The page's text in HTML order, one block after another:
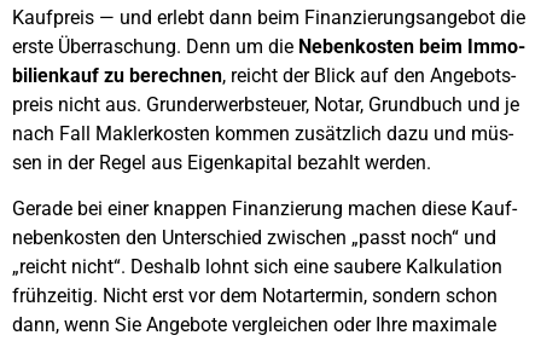
Kauf­preis — und erlebt dann beim Finan­zie­rungs­an­ge­bot die
ers­te Über­ra­schung. Denn um die Neben­kos­ten beim Immo­
bi­li­en­kauf zu berech­nen, reicht der Blick auf den Ange­bots­
preis nicht aus. Grund­er­werb­steu­er, Notar, Grund­buch und je
nach Fall Mak­ler­kos­ten kom­men zusätz­lich dazu und müs­
sen in der Regel aus Eigen­ka­pi­tal bezahlt wer­den.
Gera­de bei einer knap­pen Finan­zie­rung machen die­se Kauf­
ne­ben­kos­ten den Unter­schied zwi­schen „passt noch“ und
„reicht nicht“. Des­halb lohnt sich eine sau­be­re Kal­ku­la­ti­on
früh­zei­tig. Nicht erst vor dem Notar­ter­min, son­dern schon
dann, wenn Sie Ange­bo­te ver­glei­chen oder Ihre maxi­ma­le